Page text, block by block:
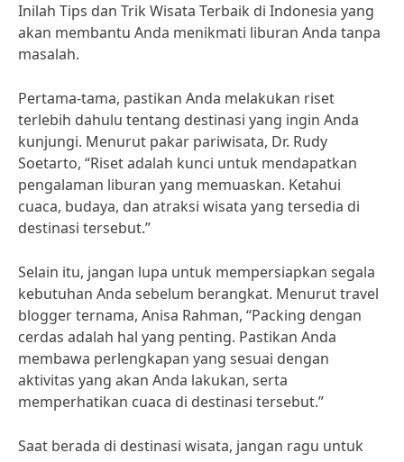
Inilah Tips dan Trik Wisata Terbaik di Indonesia yang
akan membantu Anda menikmati liburan Anda tanpa
masalah.
Pertama-tama, pastikan Anda melakukan riset
terlebih dahulu tentang destinasi yang ingin Anda
kunjungi. Menurut pakar pariwisata, Dr. Rudy
Soetarto, “Riset adalah kunci untuk mendapatkan
pengalaman liburan yang memuaskan. Ketahui
cuaca, budaya, dan atraksi wisata yang tersedia di
destinasi tersebut.”
Selain itu, jangan lupa untuk mempersiapkan segala
kebutuhan Anda sebelum berangkat. Menurut travel
blogger ternama, Anisa Rahman, “Packing dengan
cerdas adalah hal yang penting. Pastikan Anda
membawa perlengkapan yang sesuai dengan
aktivitas yang akan Anda lakukan, serta
memperhatikan cuaca di destinasi tersebut.”
Saat berada di destinasi wisata, jangan ragu untuk